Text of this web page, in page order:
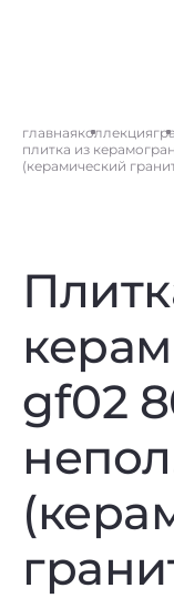
главнаяколлекция
плитка из
(керамический
gf02